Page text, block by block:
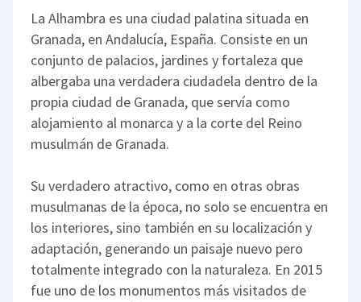
La Alhambra es una ciudad palatina situada en
Granada, en Andalucía, España. Consiste en un
conjunto de palacios, jardines y fortaleza que
albergaba una verdadera ciudadela dentro de la
propia ciudad de Granada, que servía como
alojamiento al monarca y a la corte del Reino
musulmán de Granada.
Su verdadero atractivo, como en otras obras
musulmanas de la época, no solo se encuentra en
los interiores, sino también en su localización y
adaptación, generando un paisaje nuevo pero
totalmente integrado con la naturaleza. En 2015
fue uno de los monumentos más visitados de